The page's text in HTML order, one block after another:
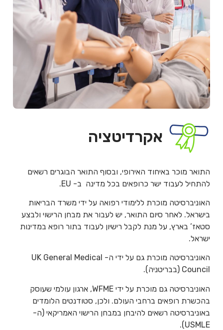
אקרדיטציה
התואר מוכר באיחוד האירופי, ובסוף התואר הבוגרים רשאים
להתחיל לעבוד ישר כרופאים בכל מדינה ב- EU.
האוניברסיטה מוכרת ללימודי רפואה על ידי משרד הבריאות
בישראל. לאחר סיום התואר, יש לעבור את מבחן הרישוי ולבצע
סטאז’ בארץ, על מנת לקבל רישיון לעבוד בתור רופא במדינות
ישראל.
האוניברסיטה מוכרת גם על ידי ה- UK General Medical
Council (בבריטניה).
האוניברסיטה גם מוכרת על ידי WFME, ארגון עולמי שעוסק
בהכשרת רופאים ברחבי העולם. ולכן, סטודנטים הלומדים
באוניברסיטה רשאים להיבחן במבחן הרישוי האמריקאי (ה-
USMLE).